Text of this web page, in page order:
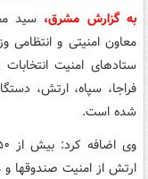
به گزارش مشرق، سید
معاون امنیتی و
ستادهای امنیت
فراجا، سپاه، ارتش،
شده است.
ارتش از امنیت صندوقها و